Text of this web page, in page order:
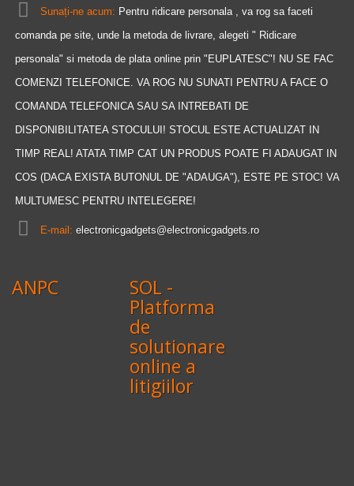
Sunați-ne acum: Pentru ridicare personala , va rog sa faceti
comanda pe site, unde la metoda de livrare, alegeti " Ridicare
personala" si metoda de plata online prin "EUPLATESC"! NU SE FAC
COMENZI TELEFONICE. VA ROG NU SUNATI PENTRU A FACE O
COMANDA TELEFONICA SAU SA INTREBATI DE
DISPONIBILITATEA STOCULUI! STOCUL ESTE ACTUALIZAT IN
TIMP REAL! ATATA TIMP CAT UN PRODUS POATE FI ADAUGAT IN
COS (DACA EXISTA BUTONUL DE "ADAUGA"), ESTE PE STOC! VA
MULTUMESC PENTRU INTELEGERE!
E-mail: electronicgadgets@electronicgadgets.ro
ANPC SOL -
Platforma
de
solutionare
online a
litigiilor